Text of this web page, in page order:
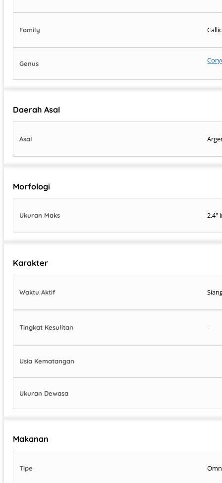
Family
Genus
Daerah Asal
Asal
Morfologi
Ukuran Maks 2.4"
Karakter
Waktu Aktif
Tingkat Kesulitan -
Usia Kematangan
Ukuran Dewasa
Makanan
Tipe